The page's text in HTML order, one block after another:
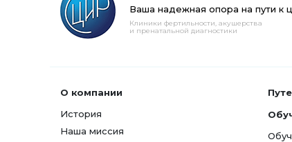
Ваша надежная опора на пути к
Клиники фертильности, акушерства
и пренатальной диагностики
О компании
История
Наша миссия